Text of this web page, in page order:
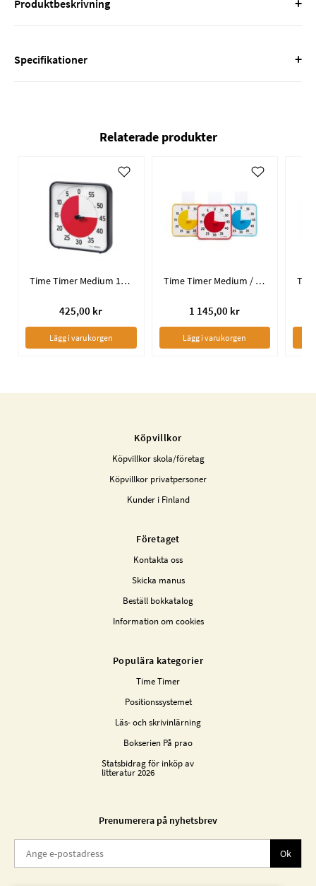
Produktbeskrivning
Specifikationer +
Relaterade produkter
Time Timer Medium 19 x 19 cm
425,00 kr
Lägg i varukorgen
Time Timer Medium / 3-pack (gul, röd, blå)
1 145,00 kr
Lägg i varukorgen
Köpvillkor
Köpvillkor skola/företag
Köpvillkor privatpersoner
Kunder i Finland
Företaget
Kontakta oss
Skicka manus
Beställ bokkatalog
Information om cookies
Populära kategorier
Time Timer
Positionssystemet
Läs- och skrivinlärning
Bokserien På prao
Statsbidrag för inköp av
litteratur 2026
Prenumerera på nyhetsbrev
Ok